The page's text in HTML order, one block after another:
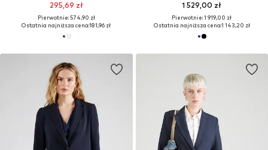
295,69 zł
Pierwotnie: 574,90 zł
Ostatnia najniższa cena:181,96 zł
1 529,00 zł
Pierwotnie: 1 919,00 zł
Ostatnia najniższa cena:1 143,20 zł